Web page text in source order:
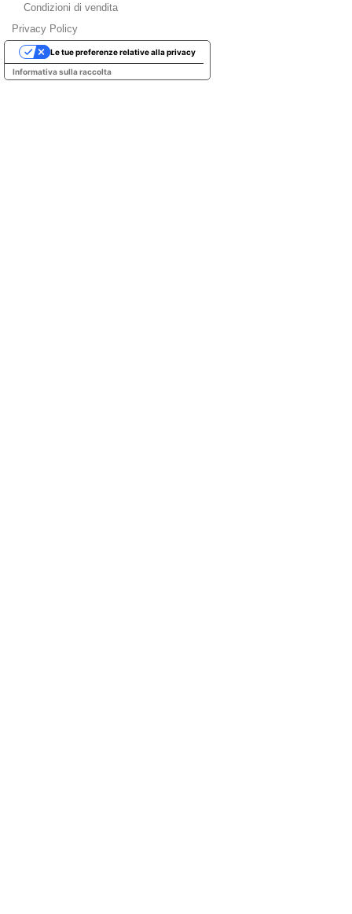
Condizioni di vendita
Privacy Policy
Informativa sulla raccolta
Le tue preferenze relative alla privacy